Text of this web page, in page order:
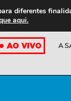
A
diferentes
aqui.